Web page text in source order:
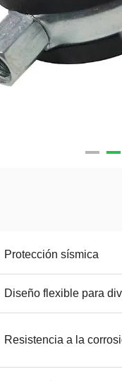
Protección sísmica
Diseño flexible para
Resistencia a la